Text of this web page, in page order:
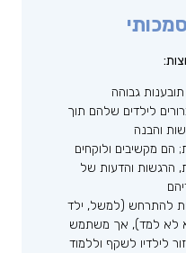
גבוהה
לילדים שלהם תוך
והבנה
הם מקשיבים ולוקחים
הרגשות והדעות של
להתרחש (למשל, ילד
לא למד), אך משתמש
לילדיו לשקף וללמוד